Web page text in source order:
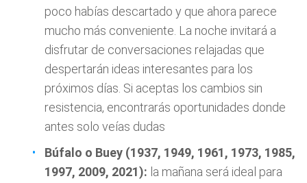
poco habías descartado y que ahora parece
mucho más conveniente. La noche invitará a
disfrutar de conversaciones relajadas que
despertarán ideas interesantes para los
próximos días. Si aceptas los cambios sin
resistencia, encontrarás oportunidades donde
antes solo veías dudas
Búfalo o Buey (1937, 1949, 1961, 1973, 1985,
1997, 2009, 2021): la mañana será ideal para